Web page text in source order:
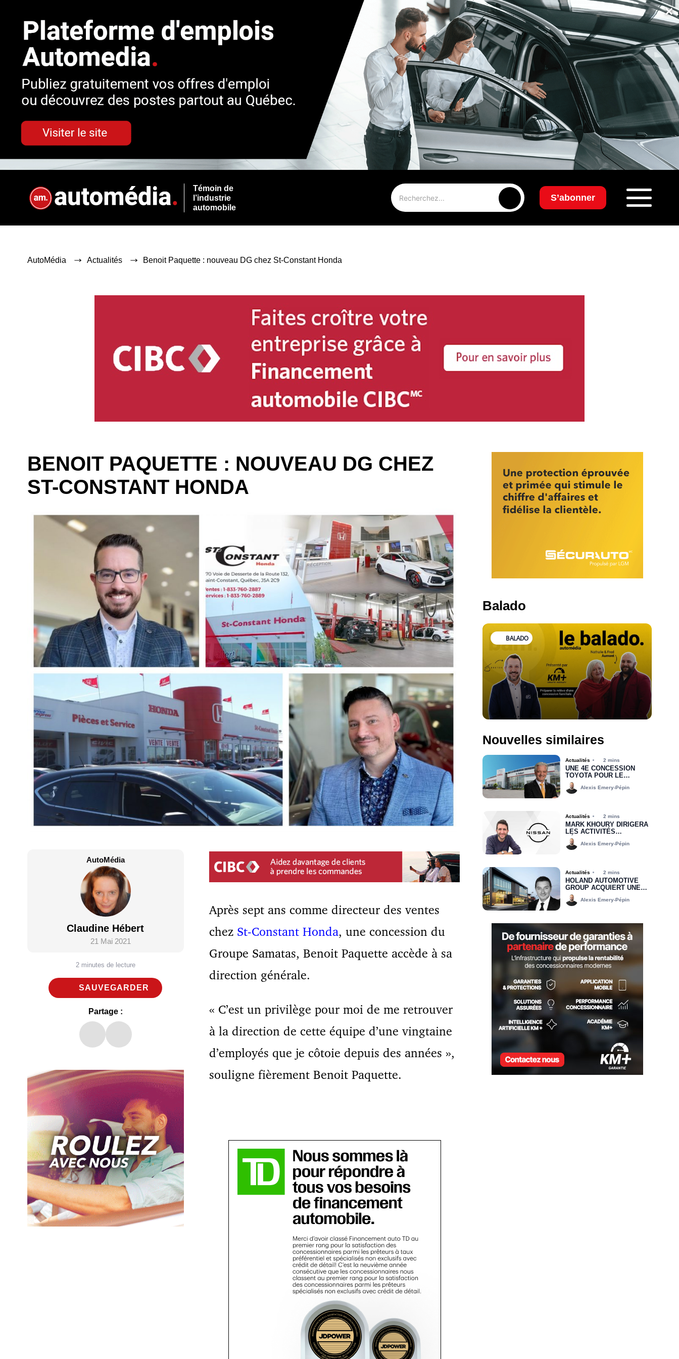
×
Témoin de
l’industrie
automobile
S’abonner
AutoMédia Actualités Benoit Paquette : nouveau DG chez St-Constant Honda
BENOIT PAQUETTE : NOUVEAU DG CHEZ
ST-CONSTANT HONDA
AutoMédia
Claudine Hébert
21 Mai 2021
2 minutes de lecture
SAUVEGARDER
Partage :
Après sept ans comme directeur des ventes
chez St-Constant Honda, une concession du
Groupe Samatas, Benoit Paquette accède à sa
direction générale.
« C’est un privilège pour moi de me retrouver
à la direction de cette équipe d’une vingtaine
d’employés que je côtoie depuis des années »,
souligne fièrement Benoit Paquette.
Balado
BALADO
Nouvelles similaires
Actualités 2 mins
UNE 4E CONCESSION
TOYOTA POUR LE
GROUPE MHT
Alexis Emery-Pépin
Actualités 2 mins
MARK KHOURY DIRIGERA
LES ACTIVITÉS
RÉGIONALES DE NISSAN
CANADA DANS LA RÉGION
Alexis Emery-Pépin
Actualités 2 mins
HOLAND AUTOMOTIVE
GROUP ACQUIERT UNE
PARTIE DU
PORTEFEUILLE DE
Alexis Emery-Pépin